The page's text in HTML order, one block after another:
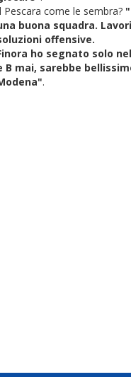
Pescara come le sembra?
buona squadra.
offensive.
ho segnato solo
B mai, sarebbe
.